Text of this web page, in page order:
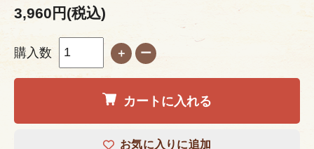
3,960円(税込)
購入数 ＋ ー
カートに入れる
お気に入りに追加